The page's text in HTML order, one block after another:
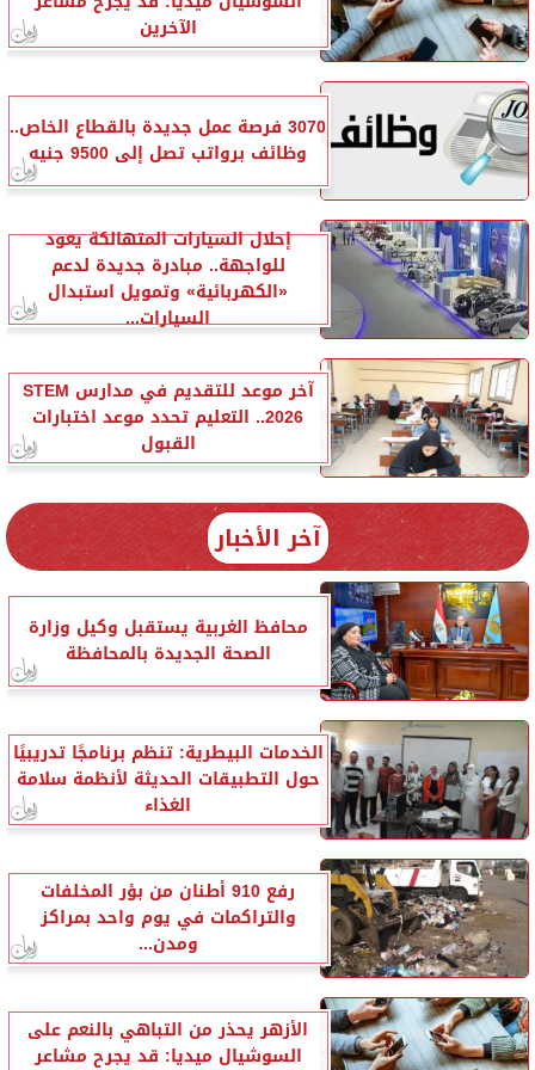
الآخرين
3070 فرصة عمل جديدة بالقطاع الخاص..
وظائف برواتب تصل إلى 9500 جنيه
إحلال السيارات المتهالكة يعود
للواجهة.. مبادرة جديدة لدعم
«الكهربائية» وتمويل استبدال
السيارات...
آخر موعد للتقديم في مدارس STEM
2026.. التعليم تحدد موعد اختبارات
القبول
آخر الأخبار
محافظ الغربية يستقبل وكيل وزارة
الصحة الجديدة بالمحافظة
الخدمات البيطرية: تنظم برنامجًا تدريبيًا
حول التطبيقات الحديثة لأنظمة سلامة
الغذاء
رفع 910 أطنان من بؤر المخلفات
والتراكمات في يوم واحد بمراكز
ومدن...
الأزهر يحذر من التباهي بالنعم على
السوشيال ميديا: قد يجرح مشاعر